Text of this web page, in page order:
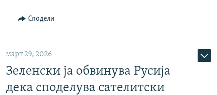
Сподели
март 29, 2026
Зеленски ја обвинува Русија
дека споделува сателитски